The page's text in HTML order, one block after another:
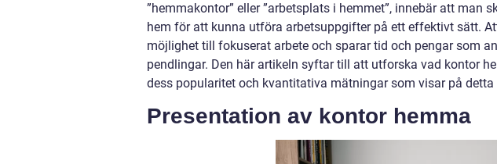
”hemmakontor” eller ”arbetsplats i hemmet”, innebär att man
hem för att kunna utföra arbetsuppgifter på ett effektivt sätt.
möjlighet till fokuserat arbete och sparar tid och pengar som
pendlingar. Den här artikeln syftar till att utforska vad kontor
dess popularitet och kvantitativa mätningar som visar på
Presentation av kontor hemma